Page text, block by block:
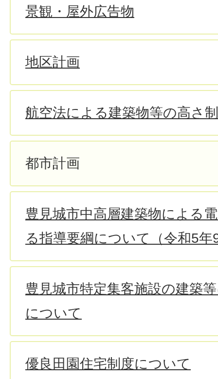
景観・屋外広告物
地区計画
航空法による建築物等の高さ
都市計画
豊見城市中高層建築物による
る指導要綱について（令和5年
豊見城市特定集客施設の建築
について
優良田園住宅制度について